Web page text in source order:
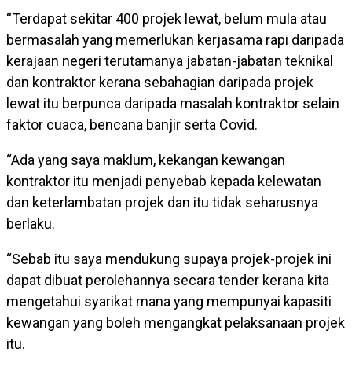
“Terdapat sekitar 400 projek lewat, belum mula atau
bermasalah yang memerlukan kerjasama rapi daripada
kerajaan negeri terutamanya jabatan-jabatan teknikal
dan kontraktor kerana sebahagian daripada projek
lewat itu berpunca daripada masalah kontraktor selain
faktor cuaca, bencana banjir serta Covid.
“Ada yang saya maklum, kekangan kewangan
kontraktor itu menjadi penyebab kepada kelewatan
dan keterlambatan projek dan itu tidak seharusnya
berlaku.
“Sebab itu saya mendukung supaya projek-projek ini
dapat dibuat perolehannya secara tender kerana kita
mengetahui syarikat mana yang mempunyai kapasiti
kewangan yang boleh mengangkat pelaksanaan projek
itu.